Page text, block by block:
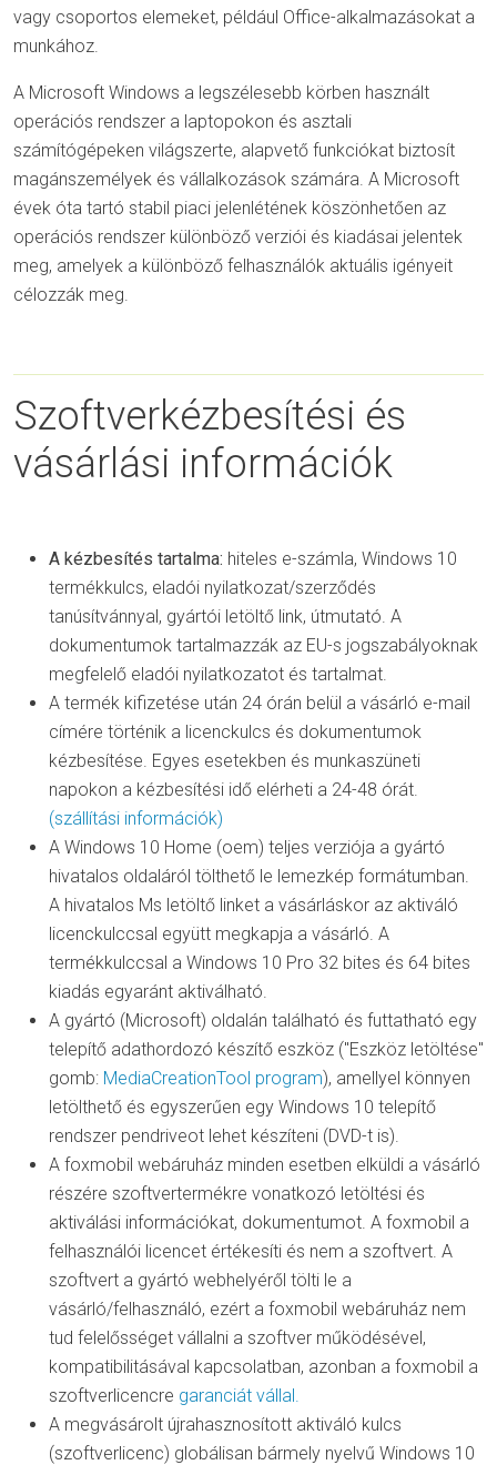
vagy csoportos elemeket, például Office-alkalmazásokat a
munkához.
A Microsoft Windows a legszélesebb körben használt
operációs rendszer a laptopokon és asztali
számítógépeken világszerte, alapvető funkciókat biztosít
magánszemélyek és vállalkozások számára. A Microsoft
évek óta tartó stabil piaci jelenlétének köszönhetően az
operációs rendszer különböző verziói és kiadásai jelentek
meg, amelyek a különböző felhasználók aktuális igényeit
célozzák meg.
Szoftverkézbesítési és
vásárlási információk
A kézbesítés tartalma: hiteles e-számla, Windows 10
termékkulcs, eladói nyilatkozat/szerződés
tanúsítvánnyal, gyártói letöltő link, útmutató. A
dokumentumok tartalmazzák az EU-s jogszabályoknak
megfelelő eladói nyilatkozatot és tartalmat.
A termék kifizetése után 24 órán belül a vásárló e-mail
címére történik a licenckulcs és dokumentumok
kézbesítése. Egyes esetekben és munkaszüneti
napokon a kézbesítési idő elérheti a 24-48 órát.
(szállítási információk)
A Windows 10 Home (oem) teljes verziója a gyártó
hivatalos oldaláról tölthető le lemezkép formátumban.
A hivatalos Ms letöltő linket a vásárláskor az aktiváló
licenckulccsal együtt megkapja a vásárló. A
termékkulccsal a Windows 10 Pro 32 bites és 64 bites
kiadás egyaránt aktiválható.
A gyártó (Microsoft) oldalán található és futtatható egy
telepítő adathordozó készítő eszköz ("Eszköz letöltése"
gomb: MediaCreationTool program), amellyel könnyen
letölthető és egyszerűen egy Windows 10 telepítő
rendszer pendriveot lehet készíteni (DVD-t is).
A foxmobil webáruház minden esetben elküldi a vásárló
részére szoftvertermékre vonatkozó letöltési és
aktiválási információkat, dokumentumot. A foxmobil a
felhasználói licencet értékesíti és nem a szoftvert. A
szoftvert a gyártó webhelyéről tölti le a
vásárló/felhasználó, ezért a foxmobil webáruház nem
tud felelősséget vállalni a szoftver működésével,
kompatibilitásával kapcsolatban, azonban a foxmobil a
szoftverlicencre garanciát vállal.
A megvásárolt újrahasznosított aktiváló kulcs
(szoftverlicenc) globálisan bármely nyelvű Windows 10